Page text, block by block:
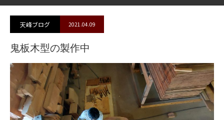
天峰ブログ 2021.04.09
鬼板木型の製作中